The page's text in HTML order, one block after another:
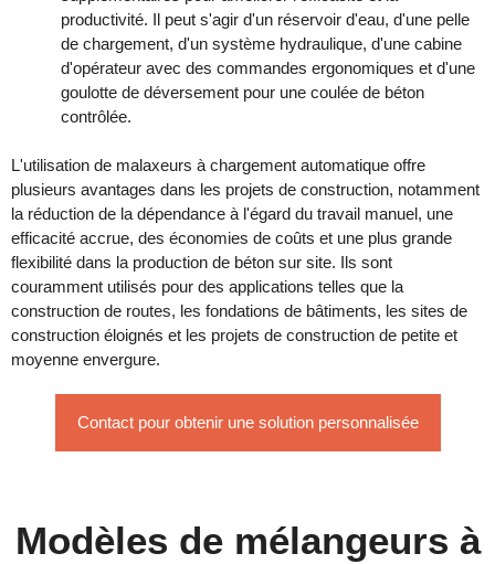
productivité. Il peut s'agir d'un réservoir d'eau, d'une pelle
de chargement, d'un système hydraulique, d'une cabine
d'opérateur avec des commandes ergonomiques et d'une
goulotte de déversement pour une coulée de béton
contrôlée.
L'utilisation de malaxeurs à chargement automatique offre
plusieurs avantages dans les projets de construction, notamment
la réduction de la dépendance à l'égard du travail manuel, une
efficacité accrue, des économies de coûts et une plus grande
flexibilité dans la production de béton sur site. Ils sont
couramment utilisés pour des applications telles que la
construction de routes, les fondations de bâtiments, les sites de
construction éloignés et les projets de construction de petite et
moyenne envergure.
Contact pour obtenir une solution personnalisée
Modèles de mélangeurs à